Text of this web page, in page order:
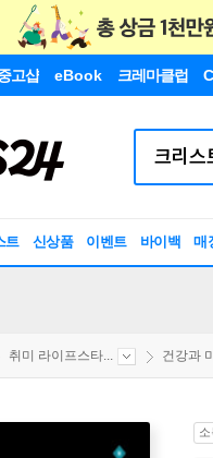
고샵 eBook 크레마클럽
트 신상품 이벤트 바이백 매
취미 라이프스타... 건강과